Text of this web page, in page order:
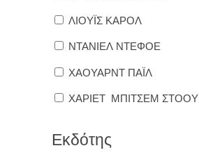
ΛΙΟΎΙΣ ΚΆΡΟΛ
ΝΤΆΝΙΕΛ ΝΤΕΦΌΕ
ΧΆΟΥΑΡΝΤ ΠΆΙΛ
ΧΆΡΙΕΤ ΜΠΊΤΣΕΜ ΣΤΌΟΥ
Εκδότης